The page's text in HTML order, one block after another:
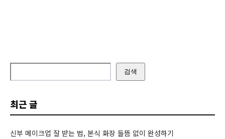
검색
최근 글
신부 메이크업 잘 받는 법, 본식 화장 들뜸 없이 완성하기